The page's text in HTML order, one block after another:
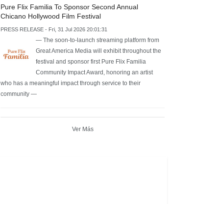
Pure Flix Familia To Sponsor Second Annual
Chicano Hollywood Film Festival
PRESS RELEASE - Fri, 31 Jul 2026 20:01:31
— The soon-to-launch streaming platform from
Great America Media will exhibit throughout the
festival and sponsor first Pure Flix Familia
Community Impact Award, honoring an artist
who has a meaningful impact through service to their
community —
Ver Más